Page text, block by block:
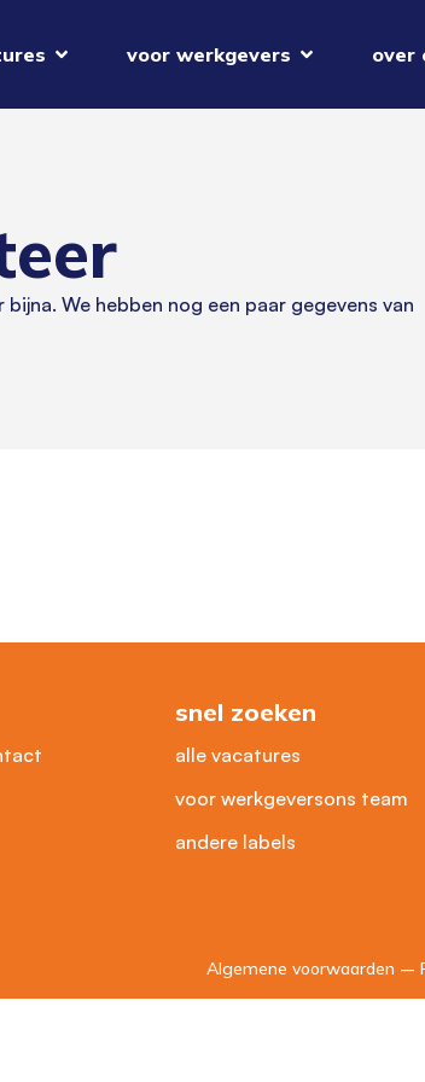
voor werkgevers over
bijna. We hebben nog een paar gegevens van
snel zoeken
alle vacatures
voor werkgeversons team
andere labels
Algemene voorwaarden –